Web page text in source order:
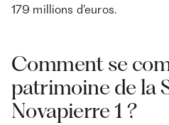
179 millions d’euros.
Comment se
patrimoine de la
Novapierre 1 ?